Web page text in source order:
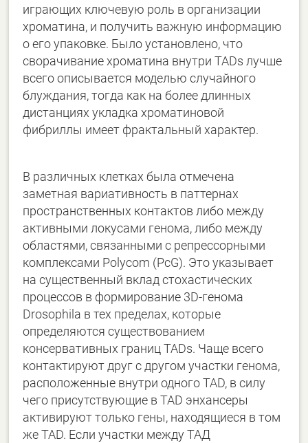
играющих ключевую роль в организации
хроматина, и получить важную информацию
о его упаковке. Было установлено, что
сворачивание хроматина внутри TADs лучше
всего описывается моделью случайного
блуждания, тогда как на более длинных
дистанциях укладка хроматиновой
фибриллы имеет фрактальный характер.
В различных клетках была отмечена
заметная вариативность в паттернах
пространственных контактов либо между
активными локусами генома, либо между
областями, связанными с репрессорными
комплексами Polycom (PcG). Это указывает
на существенный вклад стохастических
процессов в формирование 3D-генома
Drosophila в тех пределах, которые
определяются существованием
консервативных границ TADs. Чаще всего
контактируют друг с другом участки генома,
расположенные внутри одного TAD, в силу
чего присутствующие в TAD энхансеры
активируют только гены, находящиеся в том
же TAD. Если участки между ТАД